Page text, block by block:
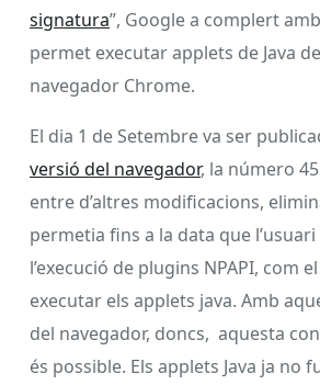
signatura”, Google a complert
permet executar applets de Java
navegador Chrome.
El dia 1 de Setembre va ser
versió del navegador, la número
entre d’altres modificacions,
permetia fins a la data que
l’execució de plugins NPAPI, com
executar els applets java. Amb
del navegador, doncs, aquesta
és possible. Els applets Java ja no